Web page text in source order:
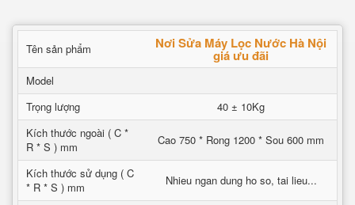
Tên sản phẩm Nơi Sửa Máy Lọc Nước Hà Nội
giá ưu đãi
Model
Trọng lượng
40 ± 10Kg
Kích thước ngoài ( C *
R * S ) mm
Cao 750 * Rong 1200 * Sou 600 mm
Kích thước sử dụng ( C
* R * S ) mm
Nhieu ngan dung ho so, tai lieu...